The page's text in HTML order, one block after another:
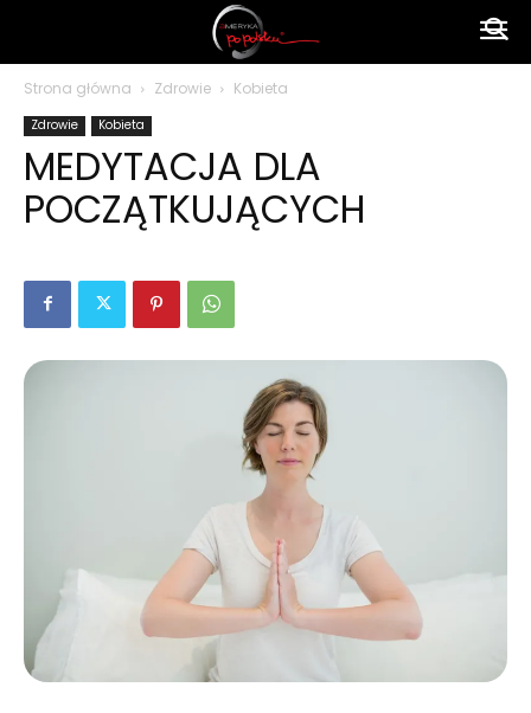
Strona główna Zdrowie Kobieta
Zdrowie Kobieta
MEDYTACJA DLA
POCZĄTKUJĄCYCH